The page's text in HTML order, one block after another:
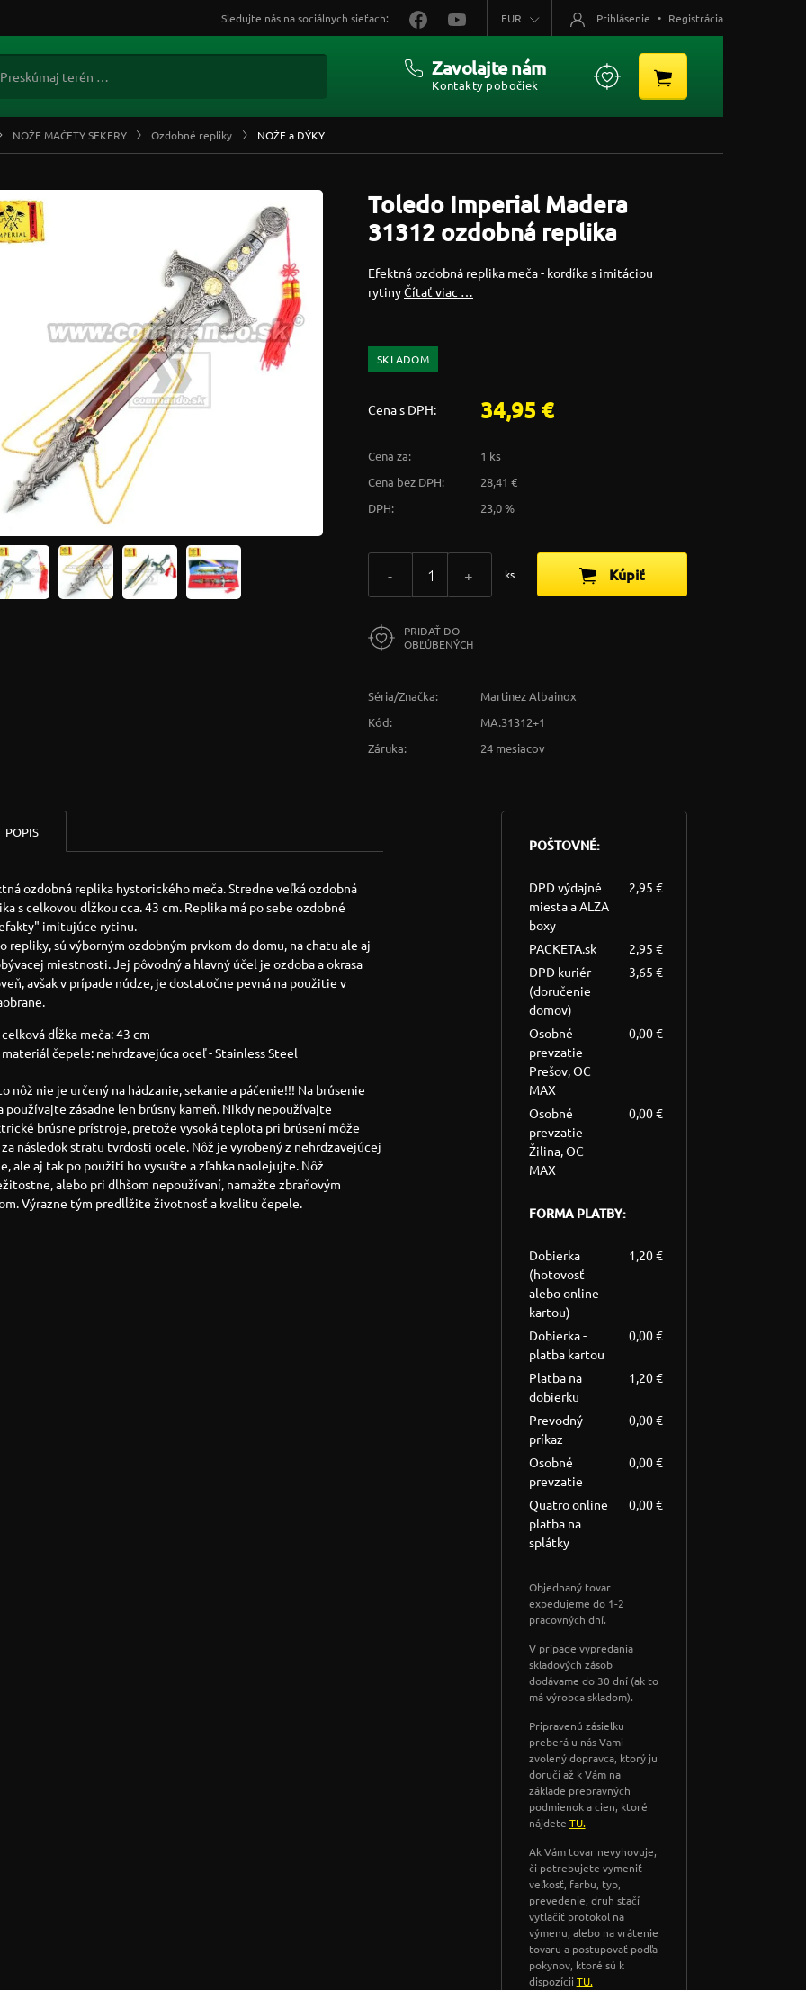
NOŽE MAČETY SEKERY Ozdobné repliky NOŽE a DÝKY
Toledo Imperial Madera
31312 ozdobná replika
Efektná ozdobná replika meča - kordíka s imitáciou
rytinyČítať viac …
SKLADOM
Cena s DPH: 34,95 €
Cena za:
1 ks
Cena bez DPH:
28,41 €
DPH:
23,0 %
- + ks Kúpiť
PRIDAŤ DO
OBĽÚBENÝCH
Séria/Značka:
Martinez Albainox
Kód:
MA.31312+1
Záruka:
24 mesiacov
POPIS
ozdobná replika hystorického meča. Stredne veľká ozdobná
s celkovou dĺžkou cca. 43 cm. Replika má po sebe ozdobné
imitujúce rytinu.
repliky, sú výborným ozdobným prvkom do domu, na chatu ale aj
miestnosti. Jej pôvodný a hlavný účel je ozdoba a okrasa
avšak v prípade núdze, je dostatočne pevná na použitie v
celková dĺžka meča: 43 cm
materiál čepele: nehrdzavejúca oceľ - Stainless Steel
nôž nie je určený na hádzanie, sekanie a páčenie!!! Na brúsenie
používajte zásadne len brúsny kameň. Nikdy nepoužívajte
brúsne prístroje, pretože vysoká teplota pri brúsení môže
následok stratu tvrdosti ocele. Nôž je vyrobený z nehrdzavejúcej
ale aj tak po použití ho vysušte a zľahka naolejujte. Nôž
alebo pri dlhšom nepoužívaní, namažte zbraňovým
Výrazne tým predlĺžite životnosť a kvalitu čepele.
POŠTOVNÉ:
DPD výdajné
miesta a ALZA
boxy
2,95 €
PACKETA.sk
2,95 €
DPD kuriér
(doručenie
domov)
3,65 €
Osobné
prevzatie
Prešov, OC
MAX
0,00 €
Osobné
prevzatie
Žilina, OC
MAX
0,00 €
FORMA PLATBY:
Dobierka
(hotovosť
alebo online
kartou)
1,20 €
Dobierka -
platba kartou
0,00 €
Platba na
dobierku
1,20 €
Prevodný
príkaz
0,00 €
Osobné
prevzatie
0,00 €
Quatro online
platba na
splátky
0,00 €
Objednaný tovar
expedujeme do 1-2
pracovných dní.
V prípade vypredania
skladových zásob
dodávame do 30 dní (ak to
má výrobca skladom).
Pripravenú zásielku
preberá u nás Vami
zvolený dopravca, ktorý ju
doručí až k Vám na
základe prepravných
podmienok a cien, ktoré
nájdete TU.
Ak Vám tovar nevyhovuje,
či potrebujete vymeniť
veľkosť, farbu, typ,
prevedenie, druh stačí
vytlačiť protokol na
výmenu, alebo na vrátenie
tovaru a postupovať podľa
pokynov, ktoré sú k
dispozícii TU.
Sledujte nás na sociálnych sieťach: EUR Prihlásenie • Registrácia
Zavolajte nám
Kontakty pobočiek